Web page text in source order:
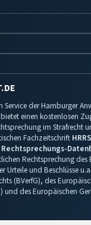
Service der Hamburger
einen kostenlosen
im Strafrecht
Fachzeitschrift HRRS
Rechtsprechungs-
Rechtsprechung des
Urteile und Beschlüsse
(BVerfG), des
und des Europäischen